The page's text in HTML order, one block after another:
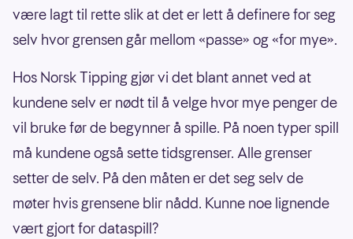
være lagt til rette slik at det er lett å definere for seg
selv hvor grensen går mellom «passe» og «for mye».
Hos Norsk Tipping gjør vi det blant annet ved at
kundene selv er nødt til å velge hvor mye penger de
vil bruke før de begynner å spille. På noen typer spill
må kundene også sette tidsgrenser. Alle grenser
setter de selv. På den måten er det seg selv de
møter hvis grensene blir nådd. Kunne noe lignende
vært gjort for dataspill?